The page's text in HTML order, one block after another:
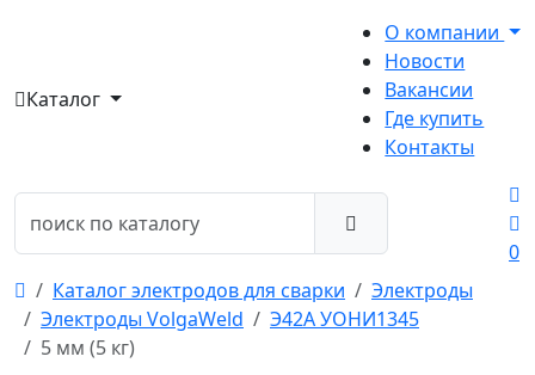
Каталог
О компании
Новости
Вакансии
Где купить
Контакты
0
Каталог электродов для сварки
Электроды
Электроды VolgaWeld
Э42А УОНИ1345
5 мм (5 кг)